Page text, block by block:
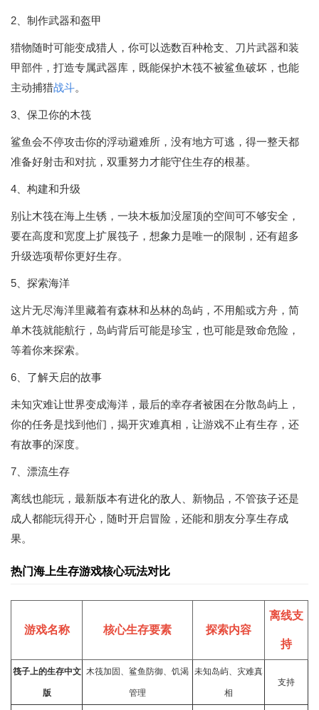
2、制作武器和盔甲
猎物随时可能变成猎人，你可以选数百种枪支、刀片武器和装
甲部件，打造专属武器库，既能保护木筏不被鲨鱼破坏，也能
主动捕猎战斗。
3、保卫你的木筏
鲨鱼会不停攻击你的浮动避难所，没有地方可逃，得一整天都
准备好射击和对抗，双重努力才能守住生存的根基。
4、构建和升级
别让木筏在海上生锈，一块木板加没屋顶的空间可不够安全，
要在高度和宽度上扩展筏子，想象力是唯一的限制，还有超多
升级选项帮你更好生存。
5、探索海洋
这片无尽海洋里藏着有森林和丛林的岛屿，不用船或方舟，简
单木筏就能航行，岛屿背后可能是珍宝，也可能是致命危险，
等着你来探索。
6、了解天启的故事
未知灾难让世界变成海洋，最后的幸存者被困在分散岛屿上，
你的任务是找到他们，揭开灾难真相，让游戏不止有生存，还
有故事的深度。
7、漂流生存
离线也能玩，最新版本有进化的敌人、新物品，不管孩子还是
成人都能玩得开心，随时开启冒险，还能和朋友分享生存成
果。
热门海上生存游戏核心玩法对比
游戏名称 核心生存要素 探索内容
离线支
持
筏子上的生存中文
版
木筏加固、鲨鱼防御、饥渴
管理
未知岛屿、灾难真
相
支持